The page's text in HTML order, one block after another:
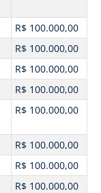
R$ 100.000,00
R$ 100.000,00
R$ 100.000,00
R$ 100.000,00
R$ 100.000,00
R$ 100.000,00
R$ 100.000,00
R$ 100.000,00